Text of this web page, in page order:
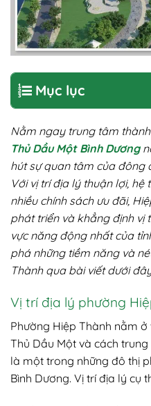
Mục lục
Nằm ngay trung tâm
Thủ Dầu Một Bình Dương
hút sự quan tâm của đông
Với vị trí địa lý thuận lợi,
nhiều chính sách ưu đãi,
phát triển và khẳng định vị
vực năng động nhất của
phá những tiềm năng và
Thành qua bài viết dưới
Vị trí địa lý phường
Phường Hiệp Thành nằm
Thủ Dầu Một và cách
là một trong những đô thị
Bình Dương. Vị trí địa lý cụ